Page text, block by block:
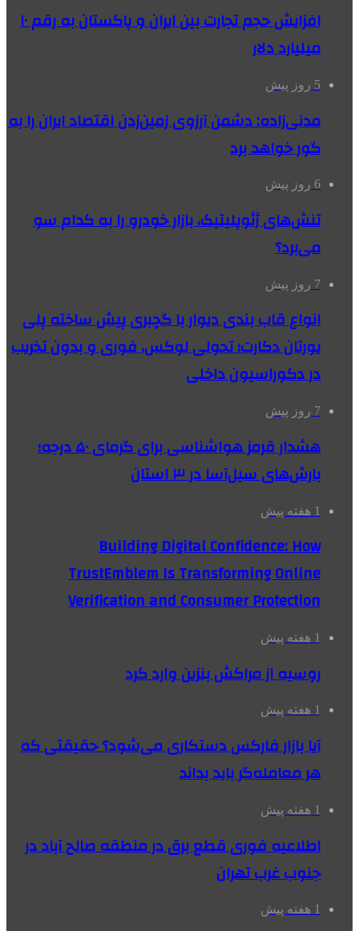
افزایش حجم تجارت بین ایران و پاکستان به رقم ۱۰
میلیارد دلار
5 روز پیش
مدنی‌زاده: دشمن آرزوی زمین‌زدن اقتصاد ایران را به
گور خواهد برد
6 روز پیش
تنش‌های ژئوپلیتیک، بازار خودرو را به کدام سو
می‌برد؟
7 روز پیش
انواع قاب بندی دیوار با گچبری پیش ساخته پلی
یورتان دکارت؛ تحولی لوکس، فوری و بدون تخریب
در دکوراسیون داخلی
7 روز پیش
هشدار قرمز هواشناسی برای گرمای ۵۰ درجه؛
بارش‌های سیل‌آسا در ۳ استان
1 هفته پیش
Building Digital Confidence: How
TrustEmblem Is Transforming Online
Verification and Consumer Protection
1 هفته پیش
روسیه از مراکش بنزین وارد کرد
1 هفته پیش
آیا بازار فارکس دستکاری می‌شود؟ حقیقتی که
هر معامله‌گر باید بداند
1 هفته پیش
اطلاعیه فوری قطع برق در منطقه صالح آباد در
جنوب غرب تهران
1 هفته پیش